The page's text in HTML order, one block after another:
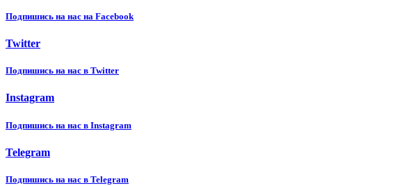
Подпишиcь на нас на Facebook
Twitter
Подпишиcь на нас в Twitter
Instagram
Подпишиcь на нас в Instagram
Telegram
Подпишиcь на нас в Telegram